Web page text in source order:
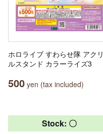
ホロライブ すわらせ隊 アクリ
ルスタンド カラーライズ3
500 yen (tax included)
Stock: 〇